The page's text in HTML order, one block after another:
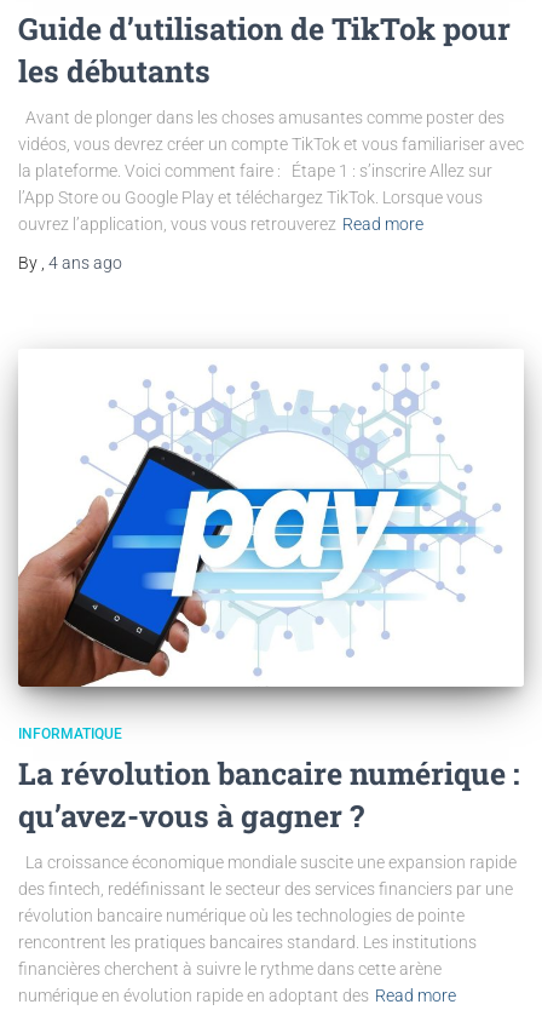
Guide d’utilisation de TikTok pour
les débutants
Avant de plonger dans les choses amusantes comme poster des
vidéos, vous devrez créer un compte TikTok et vous familiariser avec
la plateforme. Voici comment faire : Étape 1 : s’inscrire Allez sur
l’App Store ou Google Play et téléchargez TikTok. Lorsque vous
ouvrez l’application, vous vous retrouverez Read more
By , 4 ansago
INFORMATIQUE
La révolution bancaire numérique :
qu’avez-vous à gagner ?
La croissance économique mondiale suscite une expansion rapide
des fintech, redéfinissant le secteur des services financiers par une
révolution bancaire numérique où les technologies de pointe
rencontrent les pratiques bancaires standard. Les institutions
financières cherchent à suivre le rythme dans cette arène
numérique en évolution rapide en adoptant des Read more